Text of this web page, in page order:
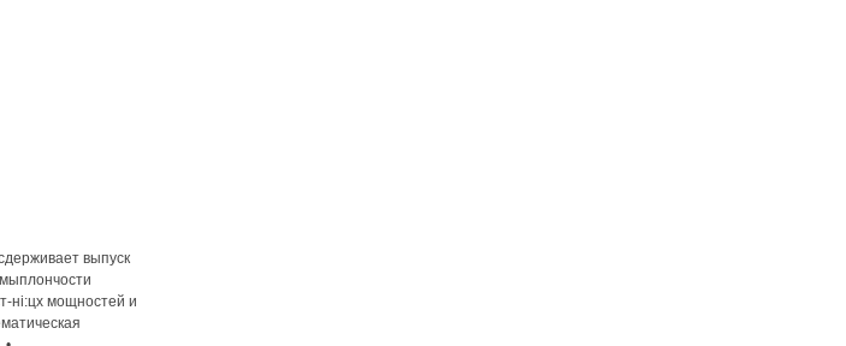
выпуск
ні:цх мощностей и